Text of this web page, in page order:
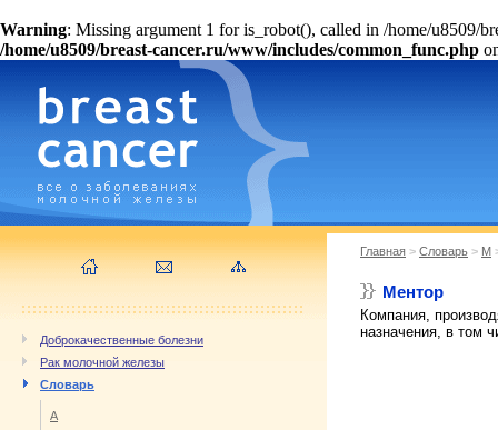
Warning: Missing argument 1 for is_robot(), called in /home/u8509/
/home/u8509/breast-cancer.ru/www/includes/common_func.php
Доброкачественные болезни
Рак молочной железы
Словарь
А
Главная > Словарь > М
Ментор
Компания,
назначения, в том